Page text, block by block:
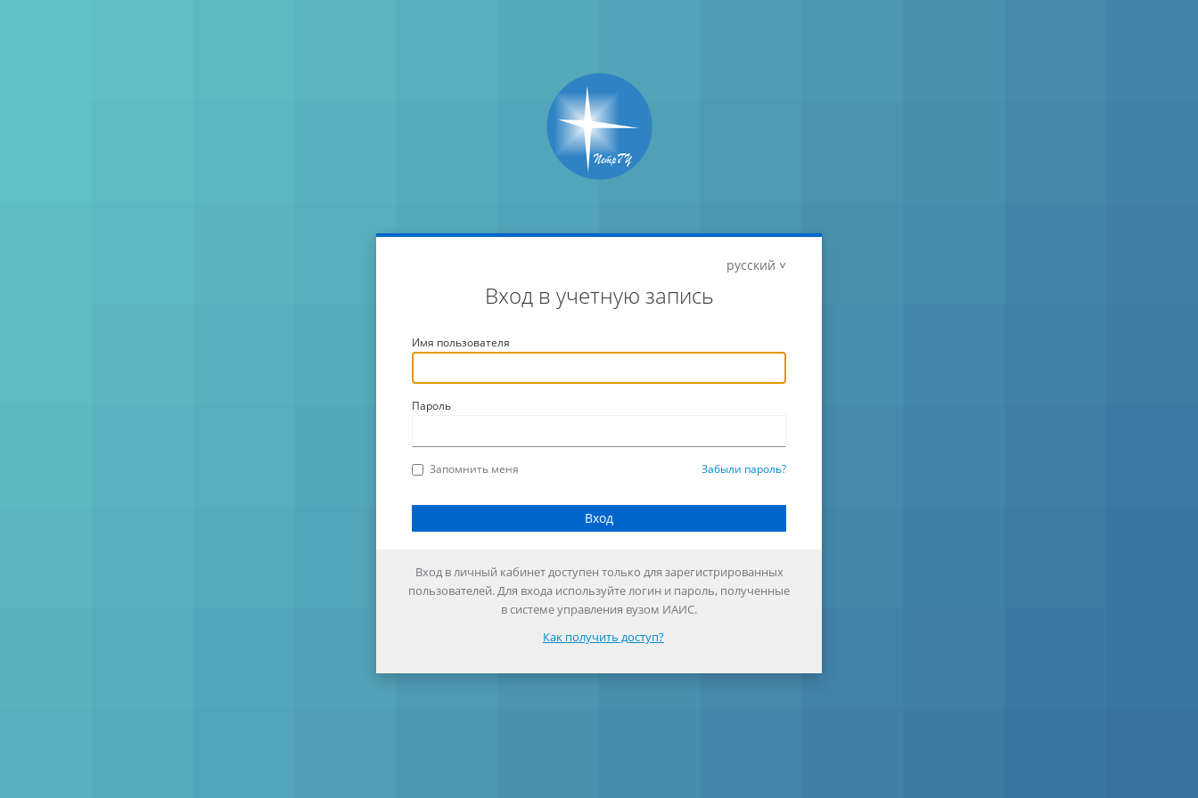
русский
Вход в учетную запись
Имя пользователя
Пароль
Запомнить меня Забыли пароль?
Вход в личный кабинет доступен только для зарегистрированных
пользователей. Для входа используйте логин и пароль, полученные
в системе управления вузом ИАИС.
Как получить доступ?